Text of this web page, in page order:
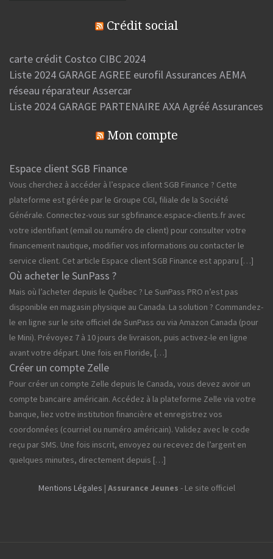
Crédit social
carte crédit Costco CIBC 2024
Liste 2024 GARAGE AGREE eurofil Assurances AEMA
réseau réparateur Assercar
Liste 2024 GARAGE PARTENAIRE AXA Agréé Assurances
Mon compte
Espace client SGB Finance
Vous cherchez à accéder à l’espace client SGB Finance ? Cette
plateforme est gérée par le Groupe CGI, filiale de la Société
Générale. Connectez-vous sur sgbfinance.espace-clients.fr avec
votre identifiant (email ou numéro de client) pour consulter votre
financement nautique, modifier vos informations ou contacter le
service client. Cet article Espace client SGB Finance est apparu […]
Où acheter le SunPass ?
Mais où l’acheter depuis le Québec ? Le SunPass PRO n’est pas
disponible en magasin physique au Canada. La solution ? Commandez-
le en ligne sur le site officiel de SunPass ou via Amazon Canada (pour
le Mini). Prévoyez 7 à 10 jours de livraison, puis activez-le en ligne
avant votre départ. Une fois en Floride, […]
Créer un compte Zelle
Pour créer un compte Zelle depuis le Canada, vous devez avoir un
compte bancaire américain. Accédez à la plateforme Zelle via votre
banque, liez votre institution financière et enregistrez vos
coordonnées (courriel ou numéro américain). Validez avec le code
reçu par SMS. Une fois inscrit, envoyez ou recevez de l’argent en
quelques minutes, directement depuis […]
Mentions Légales | Assurance Jeunes - Le site officiel